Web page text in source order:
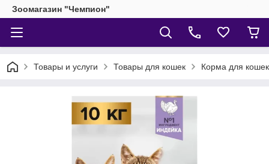
Зоомагазин "Чемпион"
Товары и услуги Товары для кошек Корма для кошек